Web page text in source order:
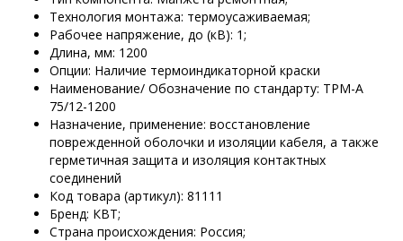
Технология монтажа: термоусаживаемая;
Рабочее напряжение, до (кВ): 1;
Длина, мм: 1200
Опции: Наличие термоиндикаторной краски
Наименование/ Обозначение по стандарту: ТРМ-А
75/12-1200
Назначение, применение: восстановление
поврежденной оболочки и изоляции кабеля, а также
герметичная защита и изоляция контактных
соединений
Код товара (артикул): 81111
Бренд: КВТ;
Страна происхождения: Россия;